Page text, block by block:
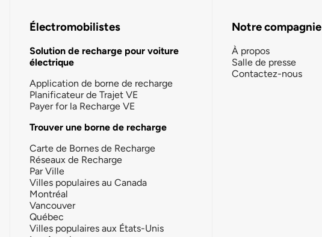
Électromobilistes
Solution de recharge pour voiture
électrique
Application de borne de recharge
Planificateur de Trajet VE
Payer for la Recharge VE
Trouver une borne de recharge
Carte de Bornes de Recharge
Réseaux de Recharge
Par Ville
Villes populaires au Canada
Montréal
Vancouver
Québec
Villes populaires aux États-Unis
Notre compagnie
À propos
Salle de presse
Contactez-nous